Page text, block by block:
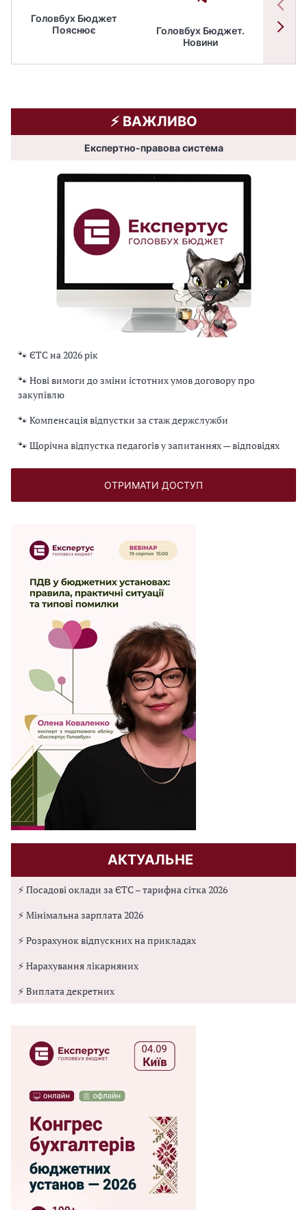
Головбух Бюджет
Пояснює
Головбух Бюджет.
Новини
⚡️ ВАЖЛИВО
Експертно-правова система
🐾 ЄТС на 2026 рік
🐾 Нові вимоги до зміни істотних умов договору про
закупівлю
🐾 Компенсація відпустки за стаж держслужби
🐾 Щорічна відпустка педагогів у запитаннях — відповідях
ОТРИМАТИ ДОСТУП
АКТУАЛЬНЕ
⚡ Посадові оклади за ЄТС – тарифна сітка 2026
⚡ Мінімальна зарплата 2026
⚡ Розрахунок відпускних на прикладах
⚡ Нарахування лікарняних
⚡ Виплата декретних